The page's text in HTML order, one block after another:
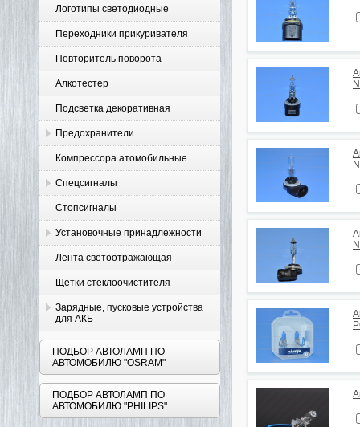
Логотипы светодиодные
Переходники прикуривателя
Повторитель поворота
Алкотестер
Подсветка декоративная
Предохранители
Компрессора атомобильные
Спецсигналы
Стопсигналы
Установочные принадлежности
Лента светоотражающая
Щетки стеклоочистителя
Зарядные, пусковые устройства
для АКБ
ПОДБОР АВТОЛАМП ПО
АВТОМОБИЛЮ "OSRAM"
ПОДБОР АВТОЛАМП ПО
АВТОМОБИЛЮ "PHILIPS"